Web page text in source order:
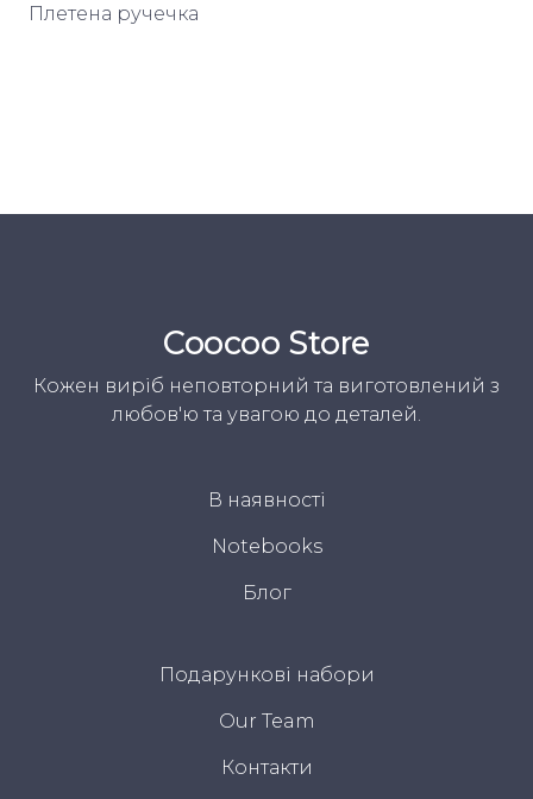
Плетена ручечка
Coocoo Store
Кожен виріб неповторний та виготовлений з
любов'ю та увагою до деталей.
В наявності
Notebooks
Блог
Подарункові набори
Our Team
Контакти